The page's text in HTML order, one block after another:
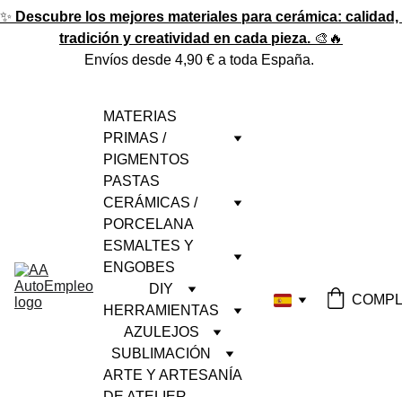
✨ Descubre los mejores materiales para cerámica: calidad,
tradición y creatividad en cada pieza. 🎨🔥
Envíos desde 4,90 € a toda España.
MATERIAS
PRIMAS /
PIGMENTOS
PASTAS
CERÁMICAS /
PORCELANA
ESMALTES Y
ENGOBES
DIY
HERRAMIENTAS
AZULEJOS
SUBLIMACIÓN
ARTE Y ARTESANÍA